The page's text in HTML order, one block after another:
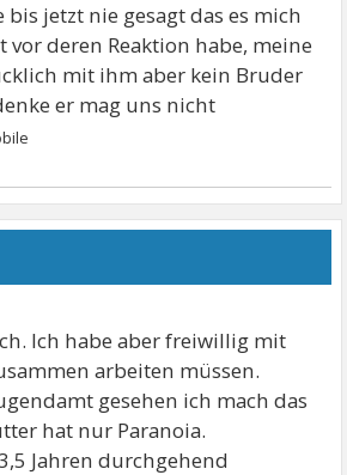
bis jetzt nie gesagt das es mich
vor deren Reaktion habe, meine
mit ihm aber kein Bruder
er mag uns nicht
Ich habe aber freiwillig mit
arbeiten müssen.
gesehen ich mach das
hat nur Paranoia.
Jahren durchgehend